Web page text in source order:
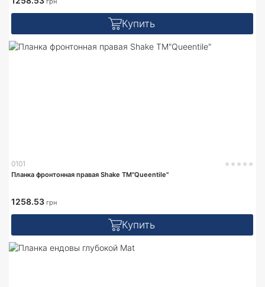
Купить
0101
Планка фронтонная правая Shake TM"Queentile"
1258.53 грн
Купить